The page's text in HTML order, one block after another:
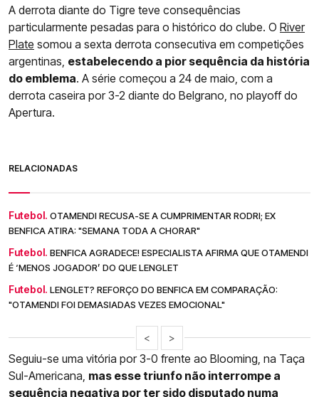
A derrota diante do Tigre teve consequências
particularmente pesadas para o histórico do clube. O River
Plate somou a sexta derrota consecutiva em competições
argentinas, estabelecendo a pior sequência da história
do emblema. A série começou a 24 de maio, com a
derrota caseira por 3-2 diante do Belgrano, no playoff do
Apertura.
RELACIONADAS
Futebol. OTAMENDI RECUSA-SE A CUMPRIMENTAR RODRI; EX
BENFICA ATIRA: "SEMANA TODA A CHORAR"
Futebol. BENFICA AGRADECE! ESPECIALISTA AFIRMA QUE OTAMENDI
É ‘MENOS JOGADOR’ DO QUE LENGLET
Futebol. LENGLET? REFORÇO DO BENFICA EM COMPARAÇÃO:
"OTAMENDI FOI DEMASIADAS VEZES EMOCIONAL"
< >
Seguiu-se uma vitória por 3-0 frente ao Blooming, na Taça
Sul-Americana, mas esse triunfo não interrompe a
sequência negativa por ter sido disputado numa